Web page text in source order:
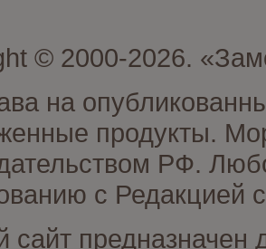
© 2000-2026.
на
продукты.
РФ.
с Редакцией
сайт предназначен